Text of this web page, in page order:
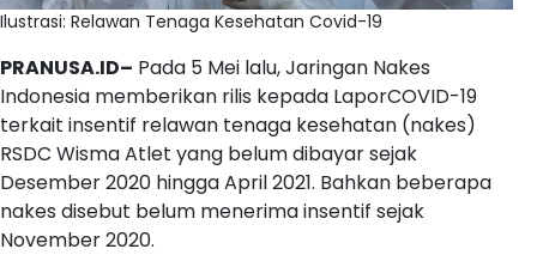
Ilustrasi: Relawan Tenaga Kesehatan Covid-19
PRANUSA.ID– Pada 5 Mei lalu, Jaringan Nakes
Indonesia memberikan rilis kepada LaporCOVID-19
terkait insentif relawan tenaga kesehatan (nakes)
RSDC Wisma Atlet yang belum dibayar sejak
Desember 2020 hingga April 2021. Bahkan beberapa
nakes disebut belum menerima insentif sejak
November 2020.